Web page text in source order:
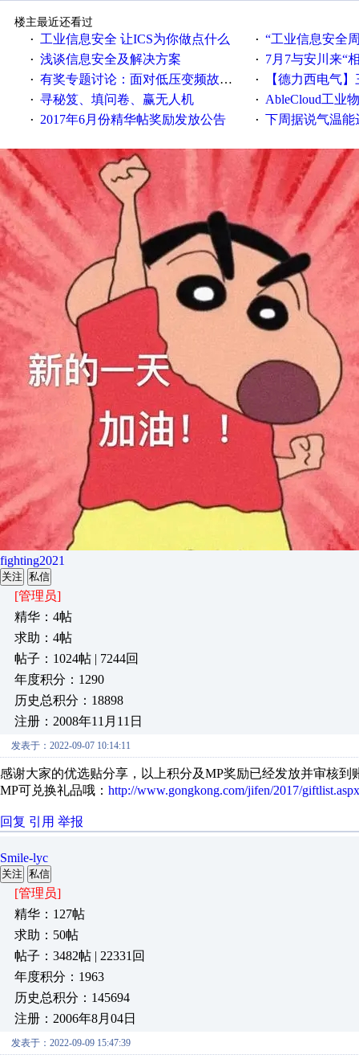
楼主最近还看过
·
工业信息安全 让ICS为你做点什么 · “工业信息安全周之我见”
· 浅谈信息安全及解决方案 · 7月7与安川来“
· 有奖专题讨论：面对低压变频故障，老手是这样解决的！ · 【德力西电气】三
· 寻秘笈、填问卷、赢无人机 · AbleCloud工业物联
· 2017年6月份精华帖奖励发放公告 · 下周据说气温能
fighting2021
关注 私信
[管理员]
精华：4帖
求助：4帖
帖子：1024帖 | 7244回
年度积分：1290
历史总积分：18898
注册：2008年11月11日
发表于：2022-09-07 10:14:11
感谢大家的优选贴分享，以上积分及MP奖励已经发放并审核到
MP可兑换礼品哦： http://www.gongkong.com/jifen/2017/giftlist.aspx
回复 引用 举报
Smile-lyc
关注 私信
[管理员]
精华：127帖
求助：50帖
帖子：3482帖 | 22331回
年度积分：1963
历史总积分：145694
注册：2006年8月04日
发表于：2022-09-09 15:47:39